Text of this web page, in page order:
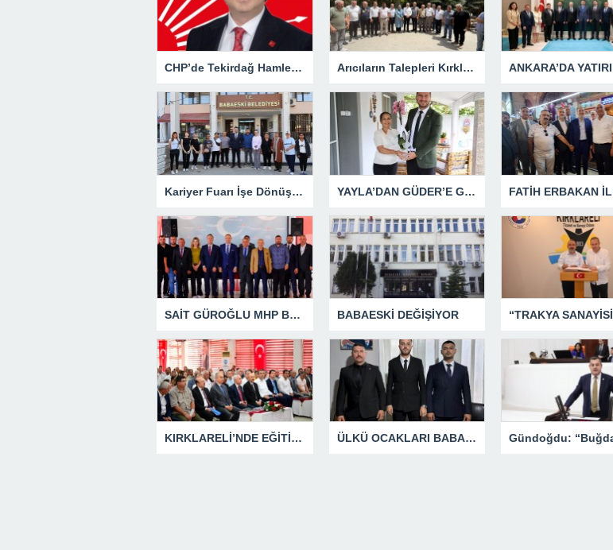
CHP’de Tekirdağ Hamlesi, Gözler Kırklareli’nde Arıcıların Talepleri Kırklareli’nde Masaya Yatırıldı
Kariyer Fuarı İşe Dönüştü: İlk İstihdam Başladı YAYLA’DAN GÜDER’E GEÇMiŞ OLSUN ZiYARETi
SAİT GÜROĞLU MHP BABAESKİ İLÇE BAŞKANLIĞINA YENiDEN SEÇiLDi BABAESKİ DEĞİŞİYOR
KIRKLARELİ’NDE EĞİTİM YATIRIMLARI MASAYA YATIRILDI ÜLKÜ OCAKLARI BABAESKI İLÇE BAŞKANLIĞINA GÖKAY YALÇIN ATANDI